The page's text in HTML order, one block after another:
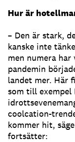
Hur är
– Den är stark,
kanske inte
men numera
pandemin
landet mer. Här
som till exempel
coolcation-
kommer hit,
fortsätter: